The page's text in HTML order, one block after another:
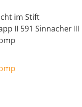
im Stift
II 591 Sinnacher III